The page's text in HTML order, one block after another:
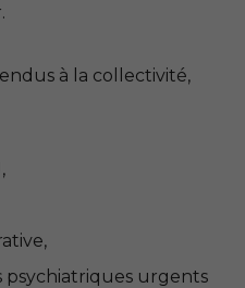
à la collectivité,
psychiatriques urgents